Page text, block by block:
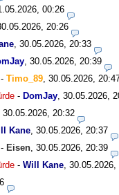
00:26
20:26
30.05.2026, 20:33
30.05.2026, 20:39
- Timo_89 30.05.2026,
- DomJay 30.05.2026,
30.05.2026, 20:32
Kane 30.05.2026, 20:37
- Eisen 30.05.2026, 20:39
- Will Kane 30.05.2026,